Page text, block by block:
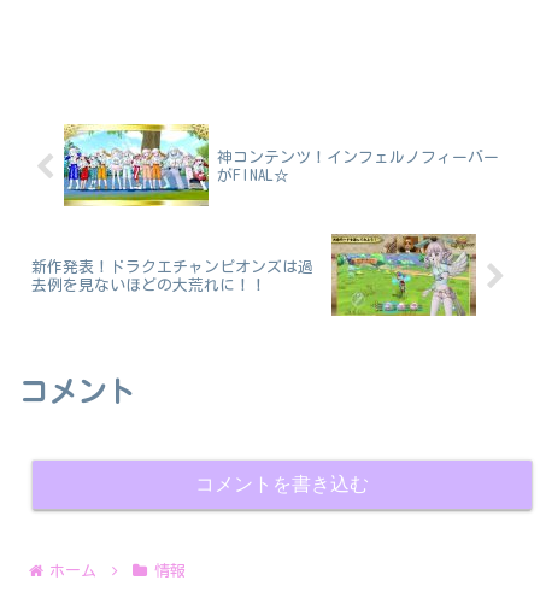
神コンテンツ！インフェルノフィーバー
がFINAL☆
新作発表！ドラクエチャンピオンズは過
去例を見ないほどの大荒れに！！
コメント
コメントを書き込む
ホーム 情報